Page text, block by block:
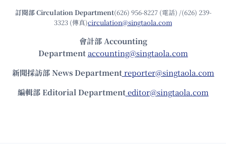
訂閱部 Circulation Department(626) 956-8227 (電話) /(626) 239-
3323 (傳真)circulation@singtaola.com
會計部 Accounting
Department accounting@singtaola.com
新聞採訪部 News Department reporter@singtaola.com
編輯部 Editorial Department editor@singtaola.com